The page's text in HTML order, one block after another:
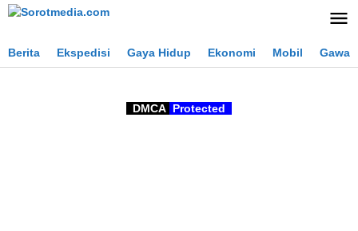
Lewati
Berita
Ekspedisi Gaya Hidup Ekonomi Mobil Gawai
DMCA Protected